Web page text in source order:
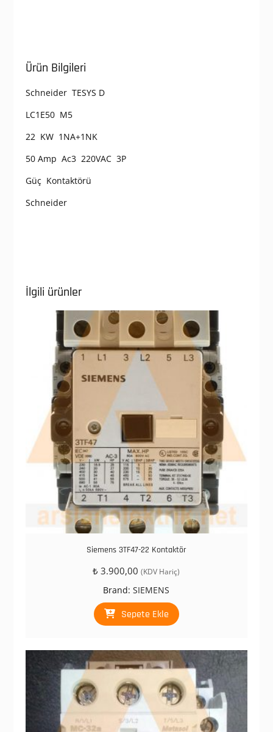
Ürün Bilgileri
Schneider TESYS D
LC1E50 M5
22 KW 1NA+1NK
50 Amp Ac3 220VAC 3P
Güç Kontaktörü
Schneider
İlgili ürünler
Siemens 3TF47-22 Kontaktör
₺ 3.900,00 (KDV Hariç)
Brand:SIEMENS
Sepete Ekle